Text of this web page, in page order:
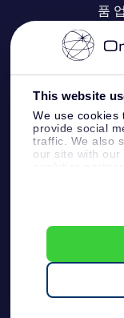
This website
We use cookies
provide social
traffic. We also
our site with
information
OSR 상품권
기업 선물
맞춤 별 페
One Million
Fly me to
결제 정보
배송 정보
환불 정책
별자리
품
일반 사